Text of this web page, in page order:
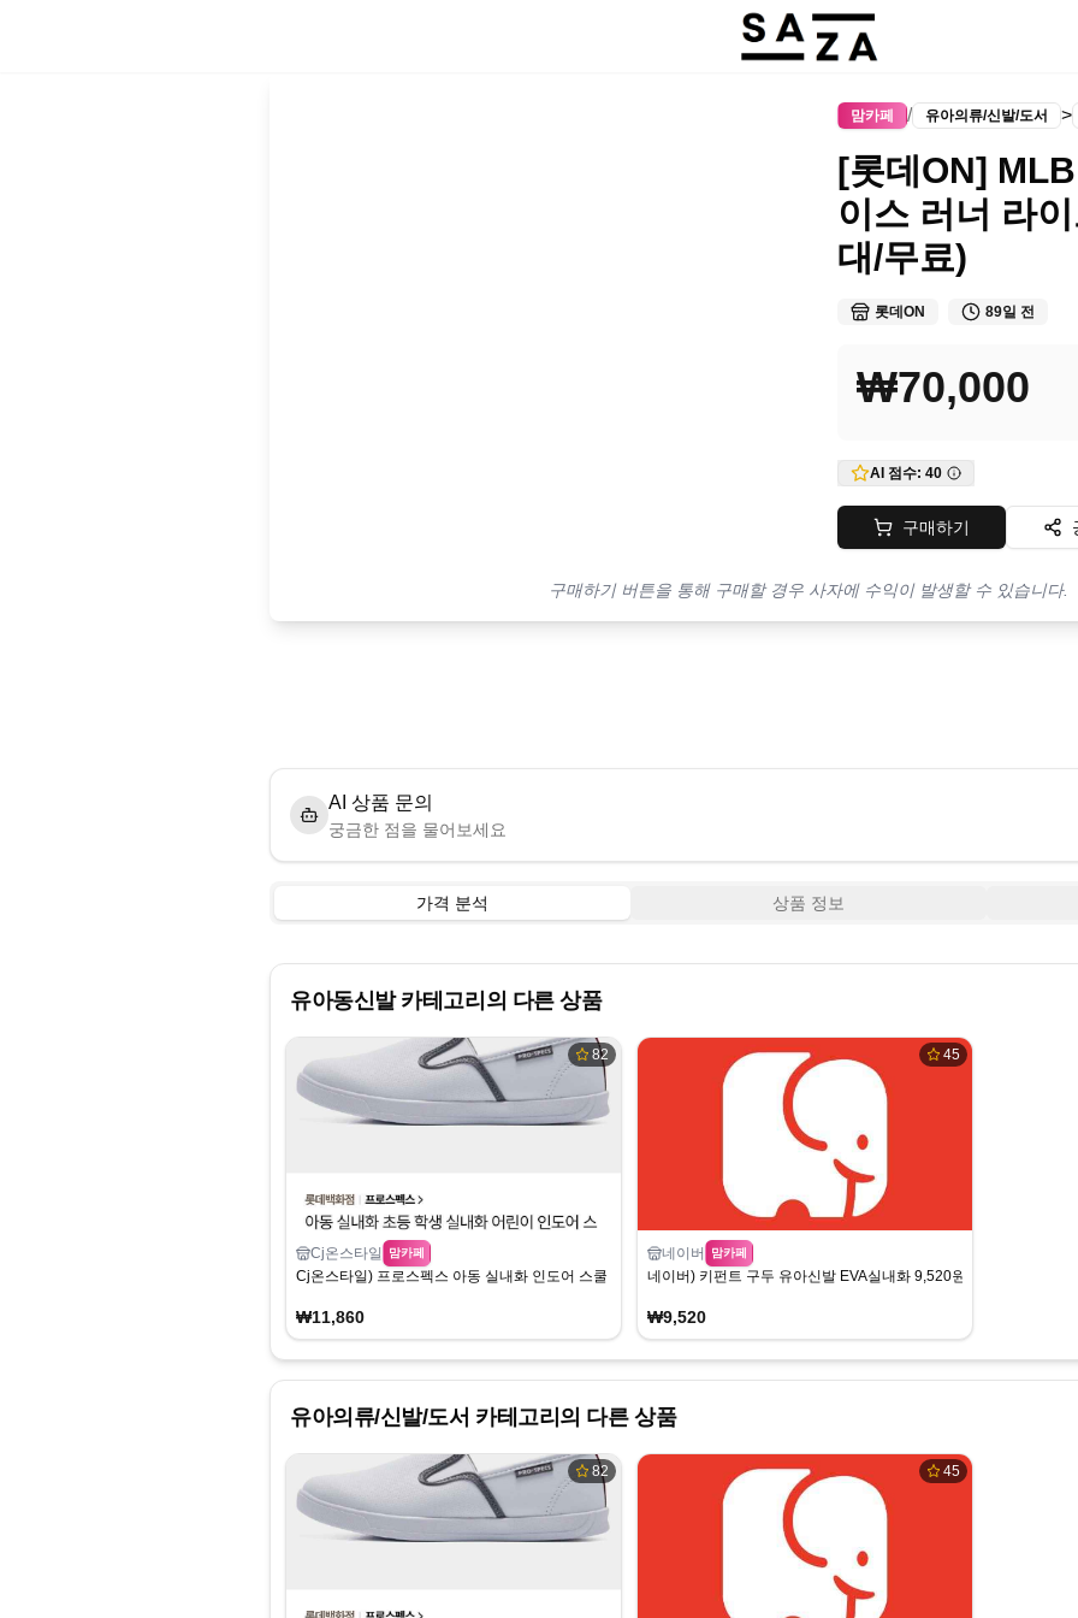
맘카페 / 유아의류/신발/도서 >
[롯데ON]
이스 러너 라
대/무료)
롯데ON 89일 전
₩70,000
AI 점수: 40
구매하기
구매하기 버튼을 통해 구매할 경우 사자에 수익이 발생할 수 있습니다.
AI 상품 문의
궁금한 점을 물어보세요
가격 분석 상품 정보
유아동신발카테고리의 다른 상품
82
Cj온스타일 맘카페
Cj온스타일) 프로스펙스 아동 실내화 인도어 스쿨 11,860원
₩11,860
45
네이버 맘카페
네이버) 키펀트 구두 유아신발 EVA실내화 9,520원~ 무배
₩9,520
유아의류/신발/도서 카테고리의 다른 상품
82 45